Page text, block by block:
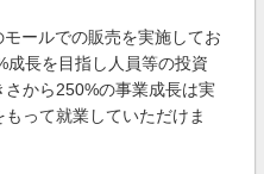
ールでの販売を実施してお
成長を目指し人員等の投資
から250%の事業成長は実
って就業していただけま